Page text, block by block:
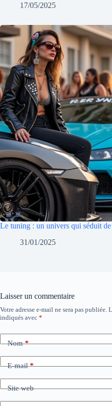
17/05/2025
Le tuning : un univers qui séduit
31/01/2025
Laisser un commentaire
Votre adresse e-mail ne sera pas publiée.
indiqués avec *
Nom*
E-mail*
Site web